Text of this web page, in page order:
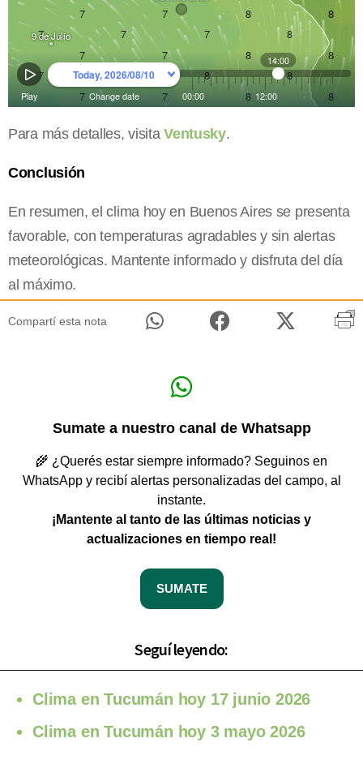
Para más detalles, visitaVentusky.
Conclusión
En resumen, el clima hoy en Buenos Aires se presenta
favorable, con temperaturas agradables y sin alertas
meteorológicas. Mantente informado y disfruta del día
al máximo.
Compartí esta nota
Sumate a nuestro canal de Whatsapp
🌾 ¿Querés estar siempre informado? Seguinos en
WhatsApp y recibí alertas personalizadas del campo, al
instante.
¡Mantente al tanto de las últimas noticias y
actualizaciones en tiempo real!
SUMATE
Seguí leyendo:
Clima en Tucumán hoy 17 junio 2026
Clima en Tucumán hoy 3 mayo 2026